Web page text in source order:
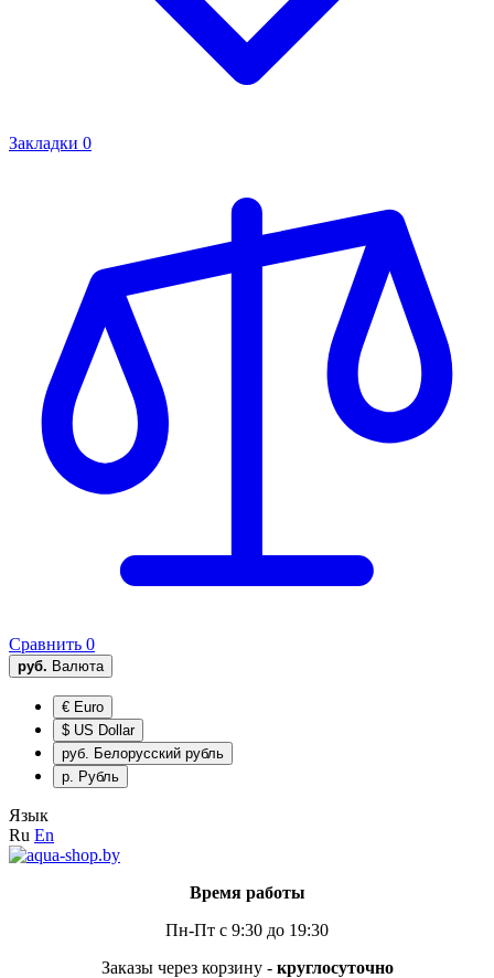
Закладки 0
Сравнить 0
руб. Валюта
€ Euro
$ US Dollar
руб. Белорусский рубль
р. Рубль
Язык
Ru En
Время работы
Пн-Пт с 9:30 до 19:30
Заказы через корзину - круглосуточно